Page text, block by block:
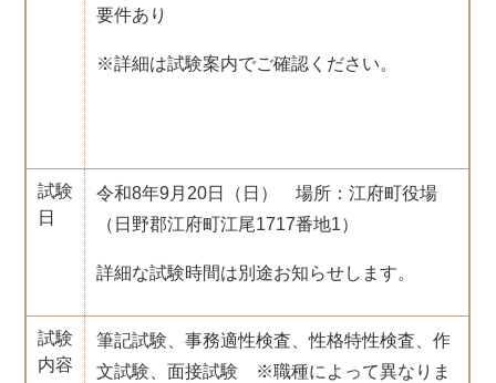
要件あり
※詳細は試験案内でご確認ください。
試験
日
令和8年9月20日（日） 場所：江府町役場
（日野郡江府町江尾1717番地1）
詳細な試験時間は別途お知らせします。
試験
内容
筆記試験、事務適性検査、性格特性検査、作
文試験、面接試験 ※職種によって異なりま